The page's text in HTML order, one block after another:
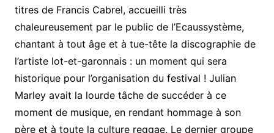
titres de Francis Cabrel, accueilli très
chaleureusement par le public de l’Ecaussystème,
chantant à tout âge et à tue-tête la discographie de
l’artiste lot-et-garonnais : un moment qui sera
historique pour l’organisation du festival ! Julian
Marley avait la lourde tâche de succéder à ce
moment de musique, en rendant hommage à son
père et à toute la culture reggae. Le dernier groupe